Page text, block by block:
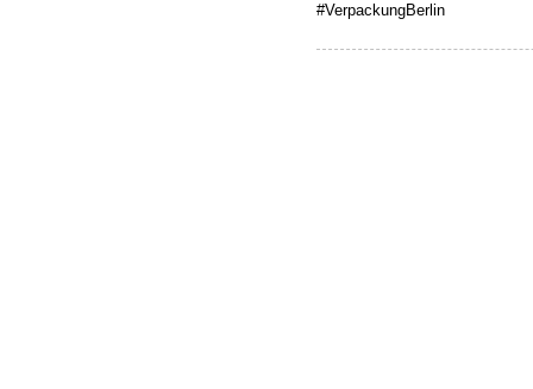
#VerpackungBerlin